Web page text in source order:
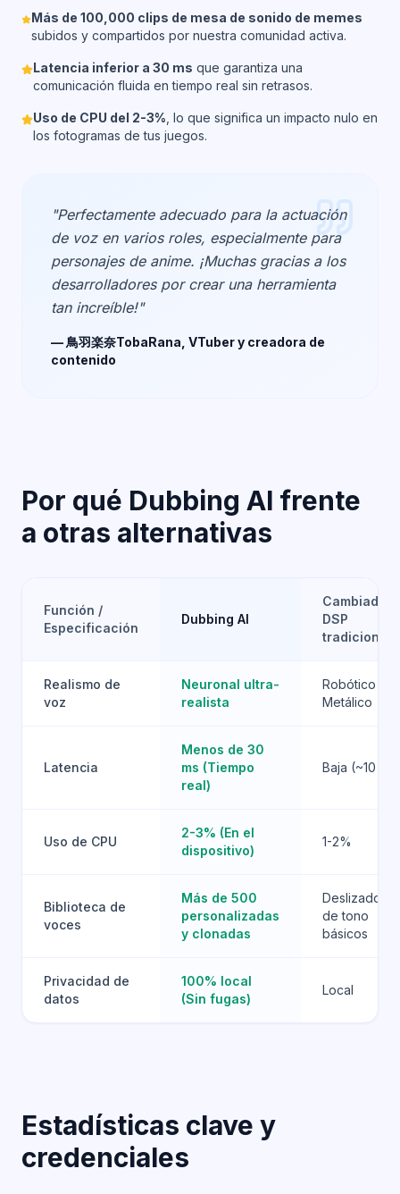
Más de 100,000 clips de mesa de sonido de memes
subidos y compartidos por nuestra comunidad activa.
Latencia inferior a 30 ms que garantiza una
comunicación fluida en tiempo real sin retrasos.
Uso de CPU del 2-3% , lo que significa un impacto nulo en
los fotogramas de tus juegos.
"Perfectamente adecuado para la actuación
de voz en varios roles, especialmente para
personajes de anime. ¡Muchas gracias a los
desarrolladores por crear una herramienta
tan increíble!"
— 鳥羽楽奈TobaRana, VTuber y creadora de
contenido
Por qué Dubbing AI frente
a otras alternativas
Función /
Especificación
Dubbing AI
DSP
Realismo de
voz
Neuronal ultra-
realista
Robótico /
Metálico
Latencia
Menos de 30
ms (Tiempo
real)
Baja (~10 ms)
Uso de CPU
2-3% (En el
dispositivo)
1-2%
Biblioteca de
voces
Más de 500
personalizadas
y clonadas
Deslizadores
de tono
básicos
Privacidad de
datos
100% local
(Sin fugas)
Local
Estadísticas clave y
credenciales